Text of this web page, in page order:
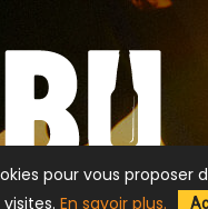
pour vous
En savoir plus.